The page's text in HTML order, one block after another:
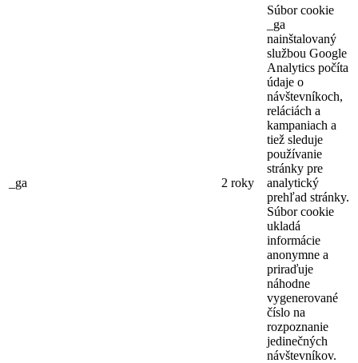
_ga 2 roky
Súbor cookie
_ga
nainštalovaný
službou Google
Analytics počíta
údaje o
návštevníkoch,
reláciách a
kampaniach a
tiež sleduje
používanie
stránky pre
analytický
prehľad stránky.
Súbor cookie
ukladá
informácie
anonymne a
priraďuje
náhodne
vygenerované
číslo na
rozpoznanie
jedinečných
návštevníkov.